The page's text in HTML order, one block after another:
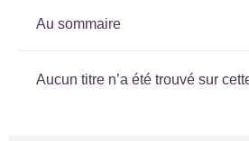
Au sommaire
Aucun titre n’a été trouvé sur